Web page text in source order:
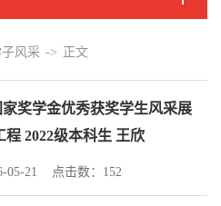
子风采 -> 正文
奖学金优秀获奖学生风采展
2022级本科生 王欣
05-21 点击数： 152